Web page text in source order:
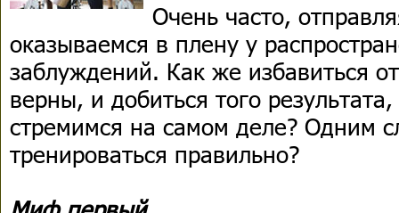
Очень часто,
оказываемся в плену у
заблуждений. Как же избавиться
верны, и добиться того
стремимся на самом деле? Одним
тренироваться правильно?